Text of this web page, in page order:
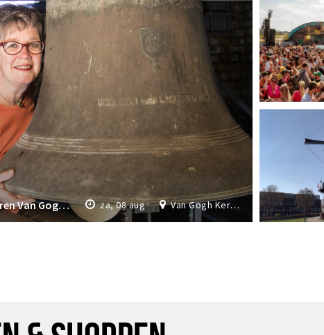
Van Gogh Kerk Etten-Leur
za, 08 aug
Beiaardconcert toren Van Gogh Kerk